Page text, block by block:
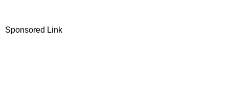
Sponsored Link